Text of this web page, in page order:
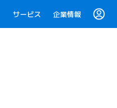
サービス 企業情報